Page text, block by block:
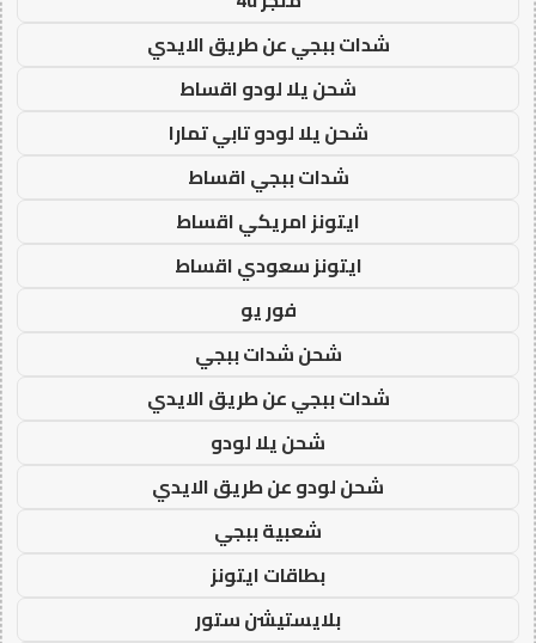
شدات ببجي عن طريق الايدي
شحن يلا لودو اقساط
شحن يلا لودو تابي تمارا
شدات ببجي اقساط
ايتونز امريكي اقساط
ايتونز سعودي اقساط
فور يو
شحن شدات ببجي
شدات ببجي عن طريق الايدي
شحن يلا لودو
شحن لودو عن طريق الايدي
شعبية ببجي
بطاقات ايتونز
بلايستيشن ستور